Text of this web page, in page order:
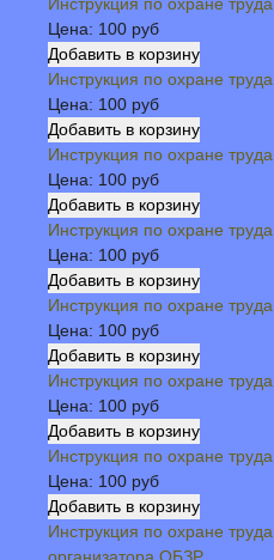
Цена: 100 руб
Инструкция по охране
Цена: 100 руб
Инструкция по охране
Цена: 100 руб
Инструкция по охране
Цена: 100 руб
Инструкция по охране
Цена: 100 руб
Инструкция по охране
Цена: 100 руб
Инструкция по охране
Цена: 100 руб
Инструкция по охране